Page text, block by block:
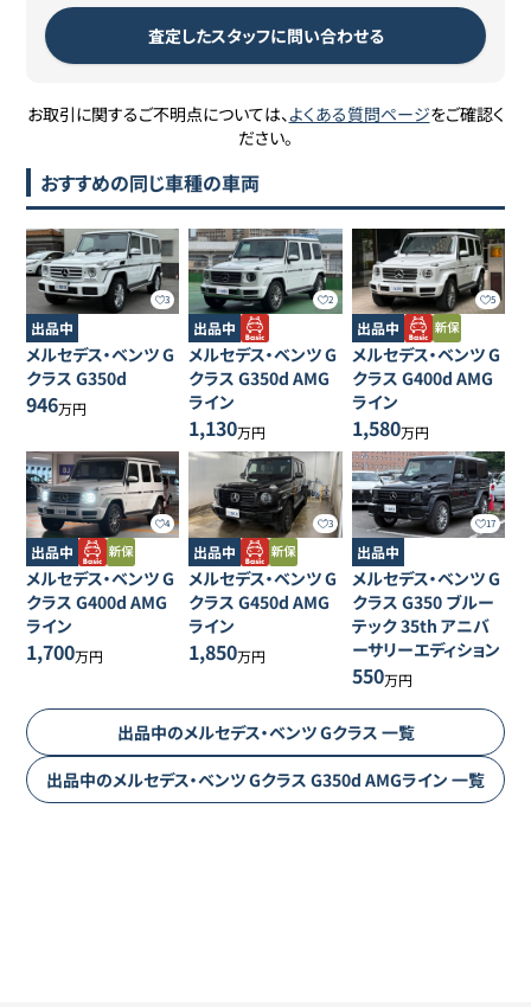
査定したスタッフに問い合わせる
お取引に関するご不明点については、よくある質問ページをご確認く
ださい。
おすすめの同じ車種の車両
3
出品中
メルセデス・ベンツG
クラス G350d
946万円
2
出品中
メルセデス・ベンツG
クラス G350d AMG
ライン
1,130万円
5
出品中
メルセデス・ベンツG
クラス G400d AMG
ライン
1,580万円
4
出品中
メルセデス・ベンツG
クラス G400d AMG
ライン
1,700万円
3
出品中
メルセデス・ベンツG
クラス G450d AMG
ライン
1,850万円
17
出品中
メルセデス・ベンツG
クラス G350 ブルー
テック 35th アニバ
ーサリーエディション
550万円
出品中のメルセデス・ベンツGクラス 一覧
出品中のメルセデス・ベンツGクラス G350d AMGライン 一覧